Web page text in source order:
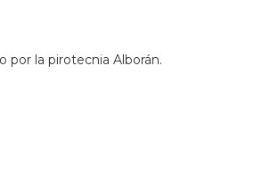
por la pirotecnia Alborán.